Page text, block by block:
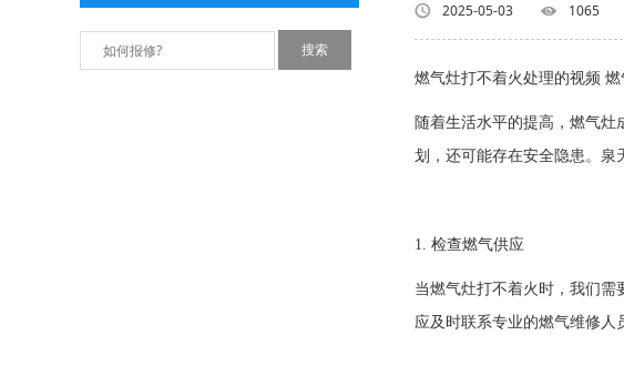
2025-05-03 1065
燃气灶打不着火处理的视频
随着生活水平的提高，燃气
划，还可能存在安全隐患。泉
1. 检查燃气供应
当燃气灶打不着火时，我们需
应及时联系专业的燃气维修人